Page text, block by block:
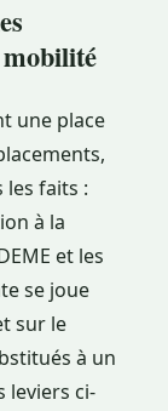
une place
les faits :
à la
et les
se joue
sur le
à un
leviers ci-